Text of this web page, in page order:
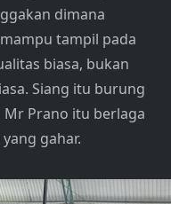
dimana
tampil pada
biasa, bukan
Siang itu burung
Mr Prano itu berlaga
gahar.